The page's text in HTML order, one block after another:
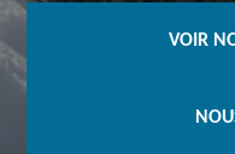
VOIR